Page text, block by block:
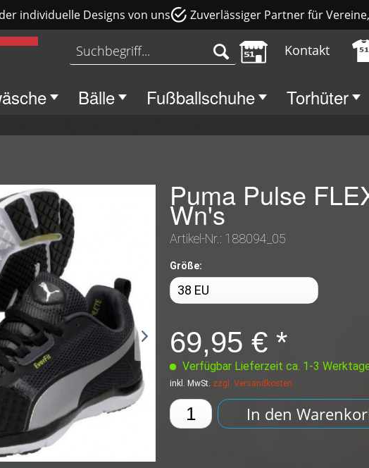
individuelle Designs von uns Zuverlässiger Partner für
Kontakt
Bälle Fußballschuhe Torhüter
Puma Pulse
Wn's
Artikel-Nr.: 188094_05
Größe:
69,95 € *
Verfügbar Lieferzeit ca. 1-3
inkl. MwSt. zzgl. Versandkosten
In den